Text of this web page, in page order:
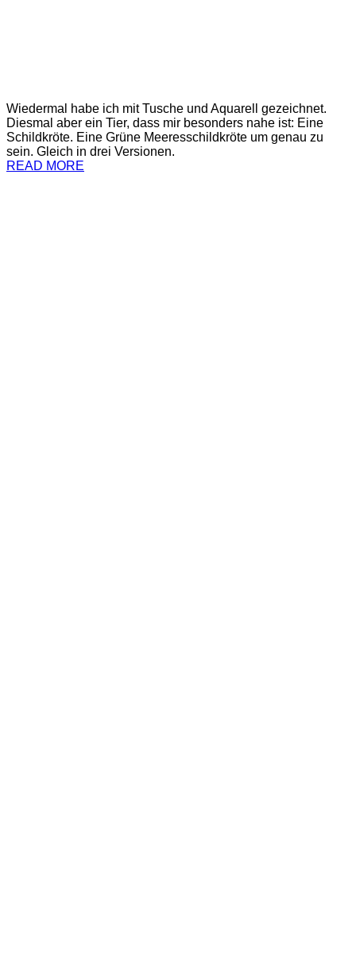
Wiedermal habe ich mit Tusche und Aquarell gezeichnet.
Diesmal aber ein Tier, dass mir besonders nahe ist: Eine
Schildkröte. Eine Grüne Meeresschildkröte um genau zu
sein. Gleich in drei Versionen.
READ MORE